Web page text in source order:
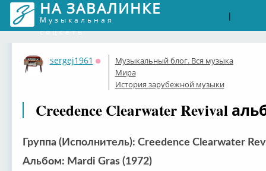
НА ЗАВАЛИНКЕ
Музыкальная
соцсеть
|
sergej1961
Оффлайн
Музыкальный блог. Вся музыка
Мира
История зарубежной музыки
Creedence Clearwater Revival
Группа (Исполнитель): Creedence Clearwater
Альбом: Mardi Gras (1972)